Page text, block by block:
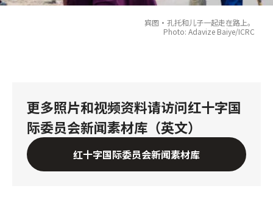
宾图·孔托和儿子一起走在路上。
Photo: Adavize Baiye/ICRC
更多照片和视频资料请访问红十字国
际委员会新闻素材库（英文）
红十字国际委员会新闻素材库